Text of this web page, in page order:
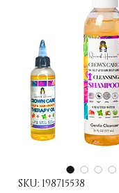
SKU: 198715538